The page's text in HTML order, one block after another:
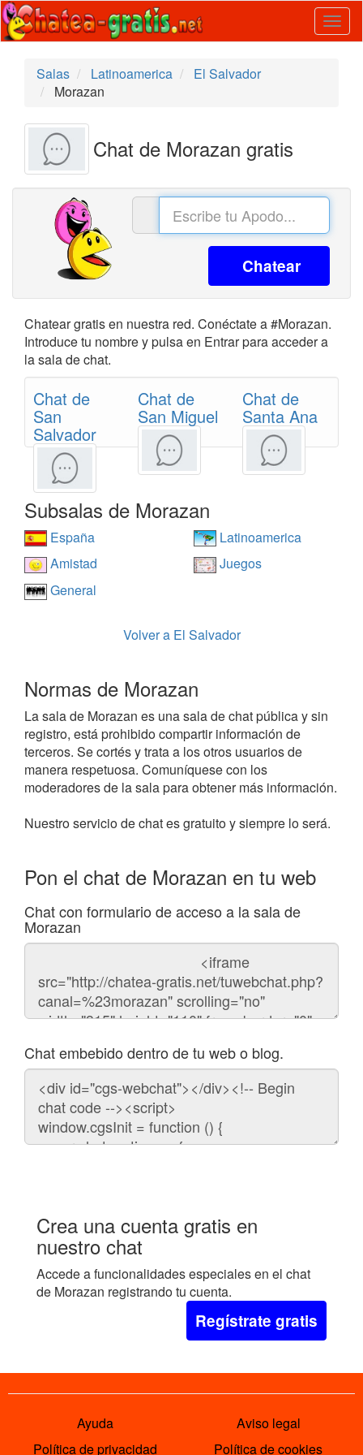
Salas
Latinoamerica
El Salvador
Morazan
Chat de Morazan gratis
Chatear
Chatear gratis en nuestra red. Conéctate a #Morazan.
Introduce tu nombre y pulsa en Entrar para acceder a
la sala de chat.
Chat de
San
Salvador
Chat de
San Miguel
Chat de
Santa Ana
Subsalas de Morazan
España
Latinoamerica
Amistad
Juegos
General
Volver a El Salvador
Normas de Morazan
La sala de Morazan es una sala de chat pública y sin
registro, está prohibido compartir información de
terceros. Se cortés y trata a los otros usuarios de
manera respetuosa. Comuníquese con los
moderadores de la sala para obtener más información.
Nuestro servicio de chat es gratuito y siempre lo será.
Pon el chat de Morazan en tu web
Chat con formulario de acceso a la sala de
Morazan
Código
chat
Chat embebido dentro de tu web o blog.
Código
para
embeber
chat
Crea una cuenta gratis en
nuestro chat
Accede a funcionalidades especiales en el chat
de Morazan registrando tu cuenta.
Regístrate gratis
Ayuda
Aviso legal
Política de privacidad
Política de cookies